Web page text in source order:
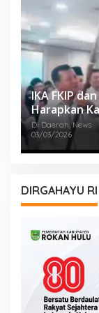
IKA FKIP
Harapkan
Moral yang
Di Daerah, News
03/03/2026
DIRGAHAYU RI